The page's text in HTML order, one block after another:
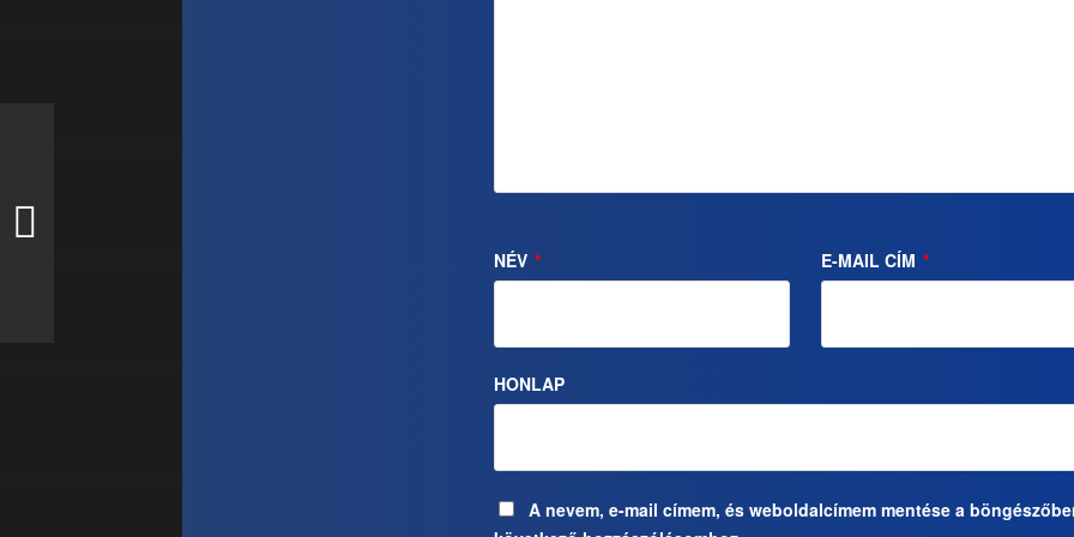
NÉV * E-MAIL CÍM *
HONLAP
A nevem, e-mail címem, és weboldalcímem mentése a